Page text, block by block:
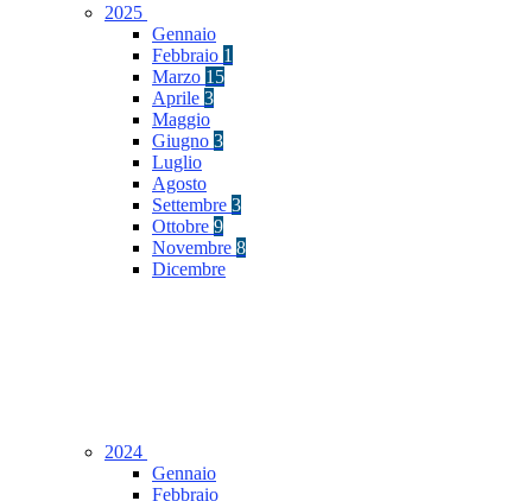
2025
Gennaio
Febbraio 1
Marzo 15
Aprile 3
Maggio
Giugno 3
Luglio
Agosto
Settembre 3
Ottobre 9
Novembre 8
Dicembre
2024
Gennaio
Febbraio